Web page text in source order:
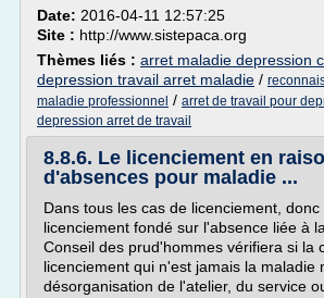
Date: 2016-04-11 12:57:25
Site : http://www.sistepaca.org
Thèmes liés : arret maladie depression
depression travail arret maladie /
maladie professionnel / arret de travail pour
depression arret de travail
8.8.6. Le licenciement en
d'absences pour maladie ...
Dans tous les cas de licenciement, donc
licenciement fondé sur l'absence liée à
Conseil des prud'hommes vérifiera si la
licenciement qui n'est jamais la maladie
désorganisation de l'atelier, du service